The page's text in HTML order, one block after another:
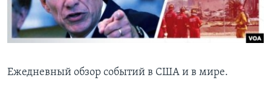
Learning English
Ежедневный обзор событий в США и в мире.